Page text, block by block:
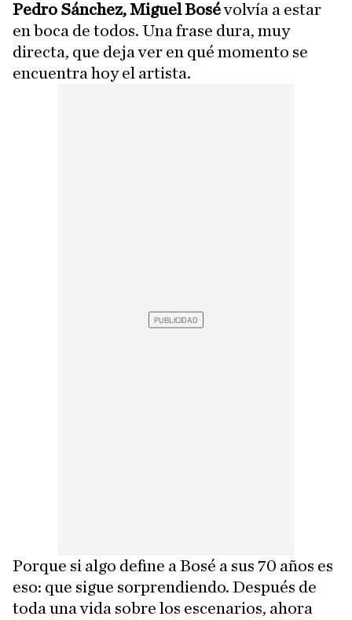
Pedro Sánchez, Miguel Bosévolvía a estar
en boca de todos. Una frase dura, muy
directa, que deja ver en qué momento se
encuentra hoy el artista.
Porque si algo define a Bosé a sus 70 años es
eso: que sigue sorprendiendo. Después de
toda una vida sobre los escenarios, ahora